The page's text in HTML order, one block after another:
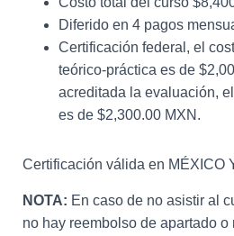
Diferido en 4 pagos
Certificación federal, el
teórico-práctica es de
acreditada la evaluación,
es de $2,300.00 MXN.
Certificación válida en MÉXICO
NOTA: En caso de no asistir al
no hay reembolso de apartado o